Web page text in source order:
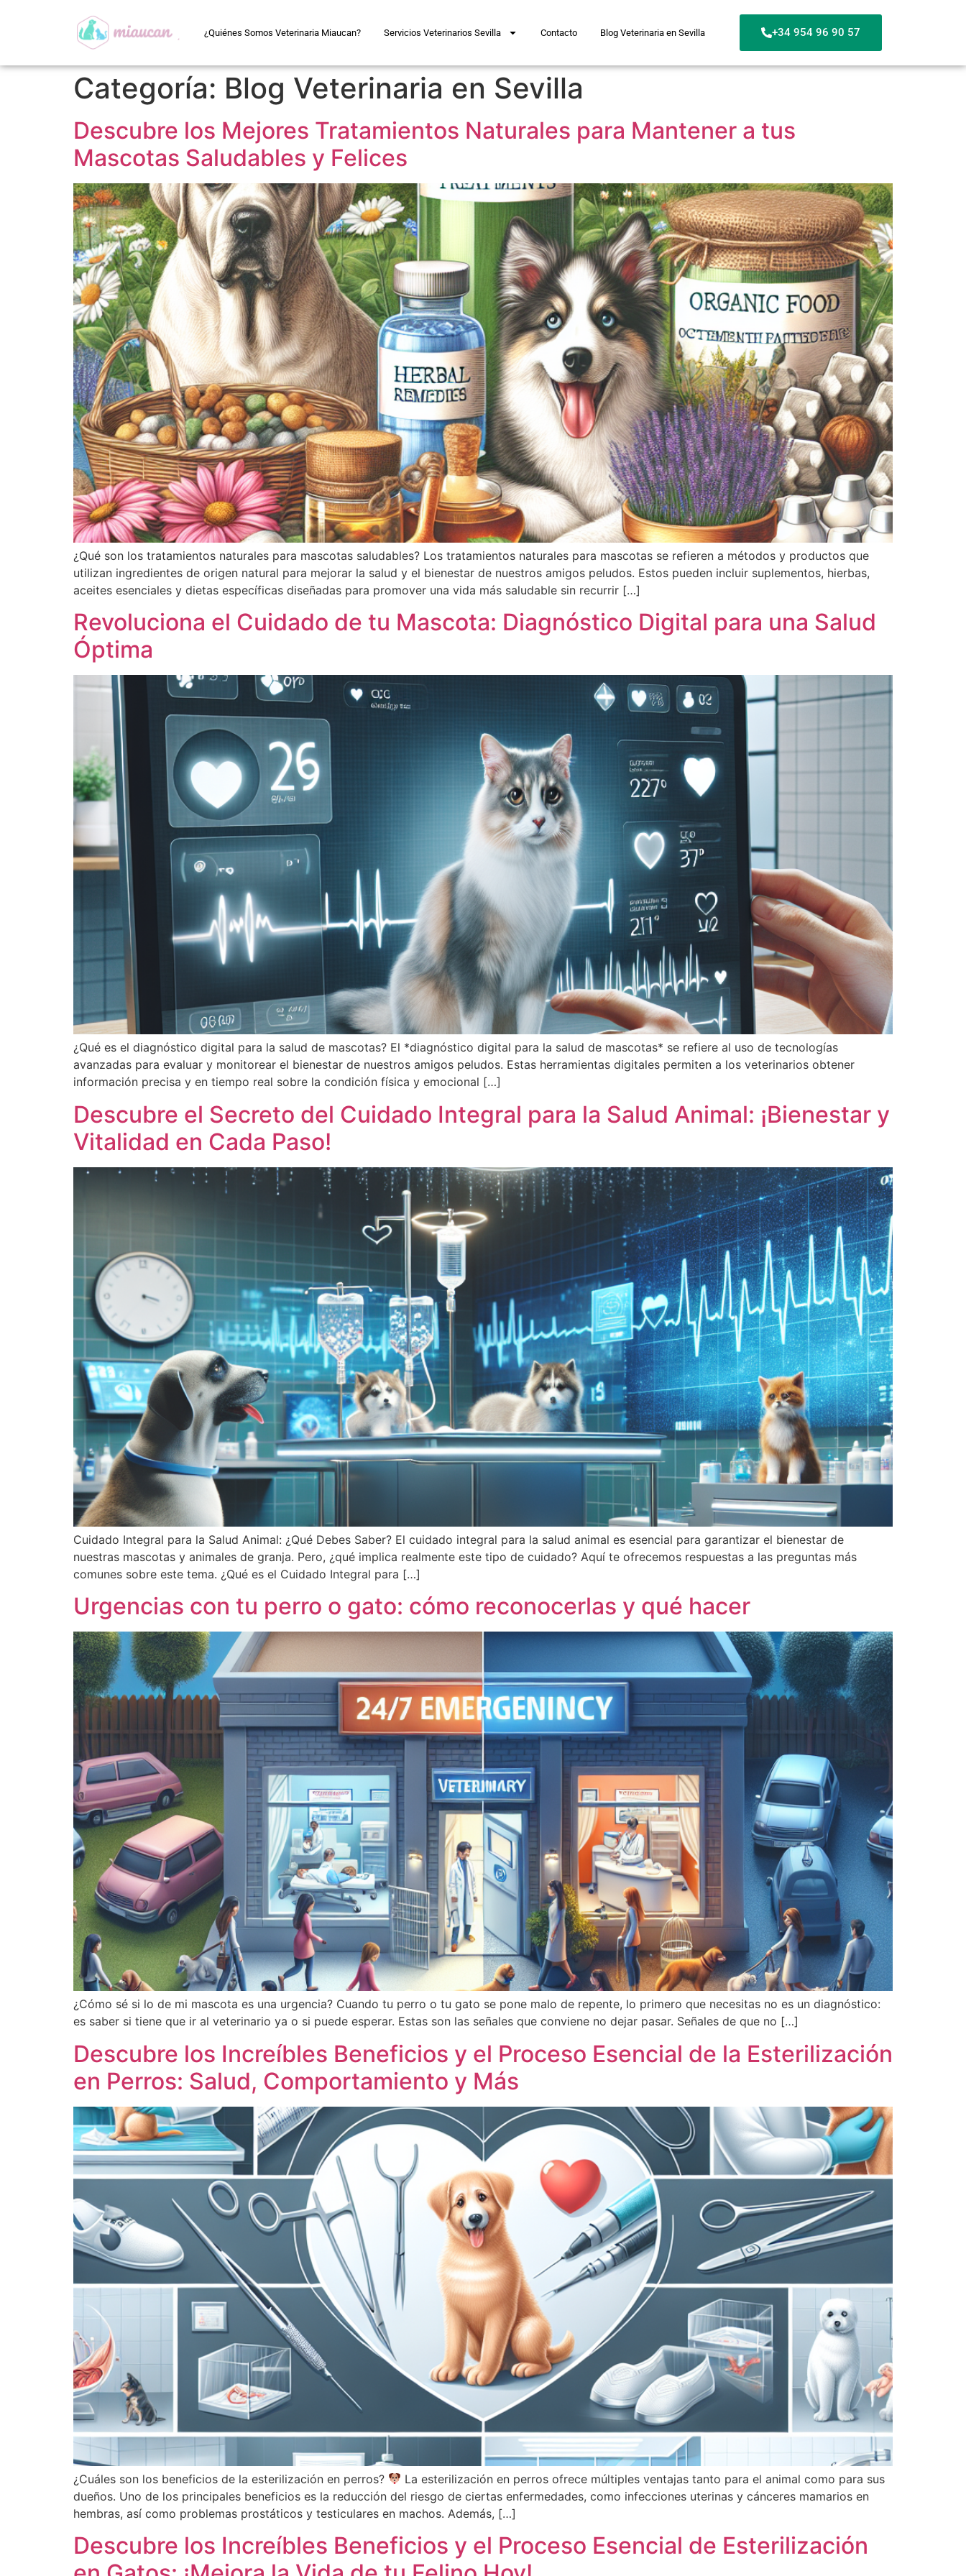
¿Quiénes Somos Veterinaria Miaucan? Servicios Veterinarios Sevilla Contacto Blog Veterinaria en Sevilla +34 954 96 90 57
Categoría: Blog Veterinaria en Sevilla
Descubre los Mejores Tratamientos Naturales para Mantener a tus
Mascotas Saludables y Felices
¿Qué son los tratamientos naturales para mascotas saludables? Los tratamientos naturales para mascotas se refieren a métodos y productos que
utilizan ingredientes de origen natural para mejorar la salud y el bienestar de nuestros amigos peludos. Estos pueden incluir suplementos, hierbas,
aceites esenciales y dietas específicas diseñadas para promover una vida más saludable sin recurrir […]
Revoluciona el Cuidado de tu Mascota: Diagnóstico Digital para una Salud
Óptima
¿Qué es el diagnóstico digital para la salud de mascotas? El *diagnóstico digital para la salud de mascotas* se refiere al uso de tecnologías
avanzadas para evaluar y monitorear el bienestar de nuestros amigos peludos. Estas herramientas digitales permiten a los veterinarios obtener
información precisa y en tiempo real sobre la condición física y emocional […]
Descubre el Secreto del Cuidado Integral para la Salud Animal: ¡Bienestar y
Vitalidad en Cada Paso!
Cuidado Integral para la Salud Animal: ¿Qué Debes Saber? El cuidado integral para la salud animal es esencial para garantizar el bienestar de
nuestras mascotas y animales de granja. Pero, ¿qué implica realmente este tipo de cuidado? Aquí te ofrecemos respuestas a las preguntas más
comunes sobre este tema. ¿Qué es el Cuidado Integral para […]
Urgencias con tu perro o gato: cómo reconocerlas y qué hacer
¿Cómo sé si lo de mi mascota es una urgencia? Cuando tu perro o tu gato se pone malo de repente, lo primero que necesitas no es un diagnóstico:
es saber si tiene que ir al veterinario ya o si puede esperar. Estas son las señales que conviene no dejar pasar. Señales de que no […]
Descubre los Increíbles Beneficios y el Proceso Esencial de la Esterilización
en Perros: Salud, Comportamiento y Más
¿Cuáles son los beneficios de la esterilización en perros?
La esterilización en perros ofrece múltiples ventajas tanto para el animal como para sus
dueños. Uno de los principales beneficios es la reducción del riesgo de ciertas enfermedades, como infecciones uterinas y cánceres mamarios en
hembras, así como problemas prostáticos y testiculares en machos. Además, […]
Descubre los Increíbles Beneficios y el Proceso Esencial de Esterilización